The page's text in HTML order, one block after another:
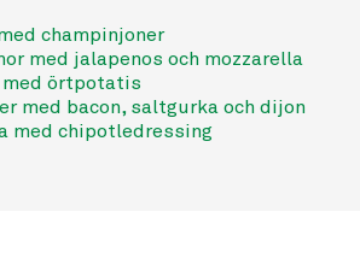
champinjoner
med jalapenos och mozzarella
örtpotatis
med bacon, saltgurka och dijon
chipotledressing